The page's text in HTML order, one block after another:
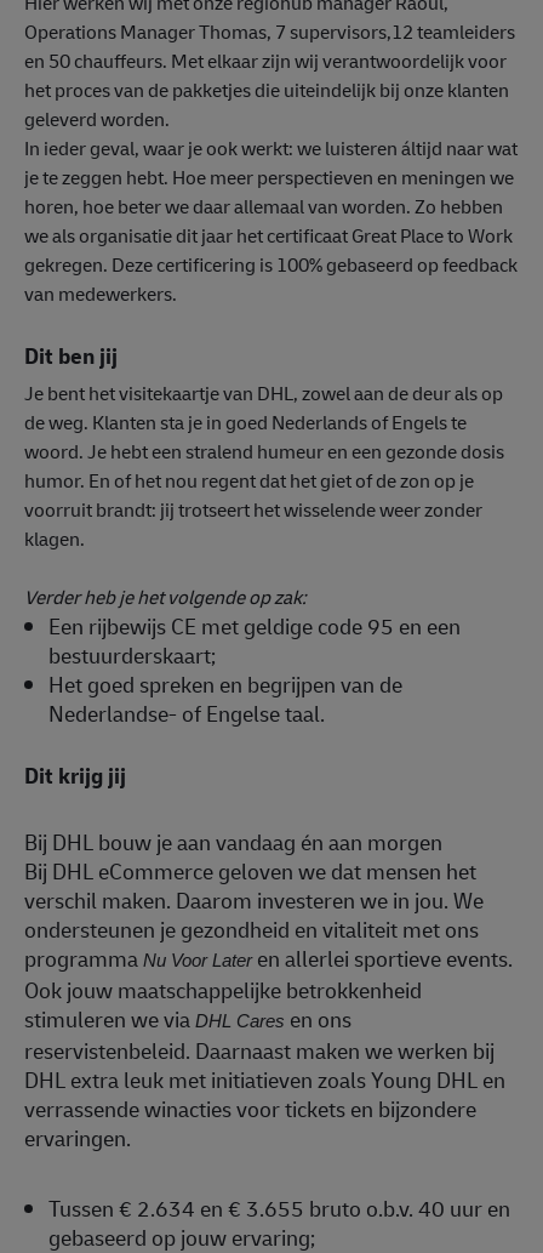
Operations Manager Thomas, 7 supervisors,12 teamleiders
en 50 chauffeurs. Met elkaar zijn wij verantwoordelijk voor
het proces van de pakketjes die uiteindelijk bij onze klanten
geleverd worden.
In ieder geval, waar je ook werkt: we luisteren áltijd naar wat
je te zeggen hebt. Hoe meer perspectieven en meningen we
horen, hoe beter we daar allemaal van worden. Zo hebben
we als organisatie dit jaar het certificaat Great Place to Work
gekregen. Deze certificering is 100% gebaseerd op feedback
van medewerkers.
Dit ben jij
Je bent het visitekaartje van DHL, zowel aan de deur als op
de weg. Klanten sta je in goed Nederlands of Engels te
woord. Je hebt een stralend humeur en een gezonde dosis
humor. En of het nou regent dat het giet of de zon op je
voorruit brandt: jij trotseert het wisselende weer zonder
klagen.
Verder heb je het volgende op zak:
Een rijbewijs CE met geldige code 95 en een
bestuurderskaart;
Het goed spreken en begrijpen van de
Nederlandse- of Engelse taal.
Dit krijg jij
Bij DHL bouw je aan vandaag én aan morgen
Bij DHL eCommerce geloven we dat mensen het
verschil maken. Daarom investeren we in jou. We
ondersteunen je gezondheid en vitaliteit met ons
programma Nu Voor Lateren allerlei sportieve events.
Ook jouw maatschappelijke betrokkenheid
stimuleren we via DHL Cares en ons
reservistenbeleid. Daarnaast maken we werken bij
DHL extra leuk met initiatieven zoals Young DHL en
verrassende winacties voor tickets en bijzondere
ervaringen.
Tussen € 2.634 en € 3.655 bruto o.b.v. 40 uur en
gebaseerd op jouw ervaring;